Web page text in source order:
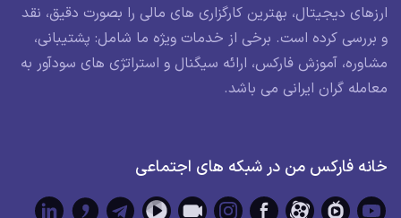
ارزهای دیجیتال، بهترین کارگزاری های مالی را بصورت دقیق، نقد
و بررسی کرده است. برخی از خدمات ویژه ما شامل: پشتیبانی،
مشاوره، آموزش فارکس، ارائه سیگنال و استراتژی های سودآور به
معامله گران ایرانی می باشد.
خانه فارکس من در شبکه های اجتماعی